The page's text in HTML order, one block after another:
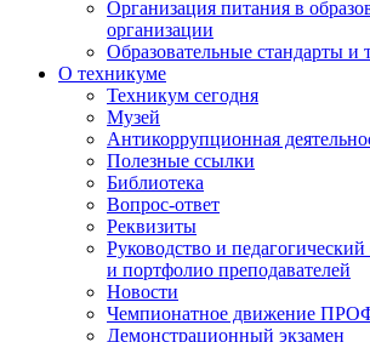
Организация питания в
организации
Образовательные стандарты и
О техникуме
Техникум сегодня
Музей
Антикоррупционная
Полезные ссылки
Библиотека
Вопрос-ответ
Реквизиты
Руководство и педагогический
и портфолио преподавателей
Новости
Чемпионатное движение
Демонстрационный экзамен